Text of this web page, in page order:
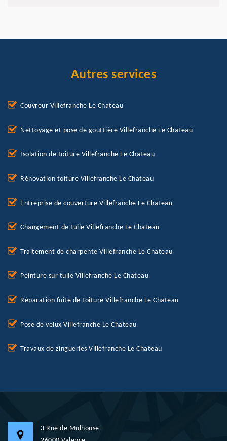
Autres services
Couvreur Villefranche Le Chateau
Nettoyage et pose de gouttière Villefranche Le Chateau
Isolation de toiture Villefranche Le Chateau
Rénovation toiture Villefranche Le Chateau
Entreprise de couverture Villefranche Le Chateau
Changement de tuile Villefranche Le Chateau
Traitement de charpente Villefranche Le Chateau
Peinture sur tuile Villefranche Le Chateau
Réparation fuite de toiture Villefranche Le Chateau
Pose de velux Villefranche Le Chateau
Travaux de zingueries Villefranche Le Chateau
3 Rue de Mulhouse